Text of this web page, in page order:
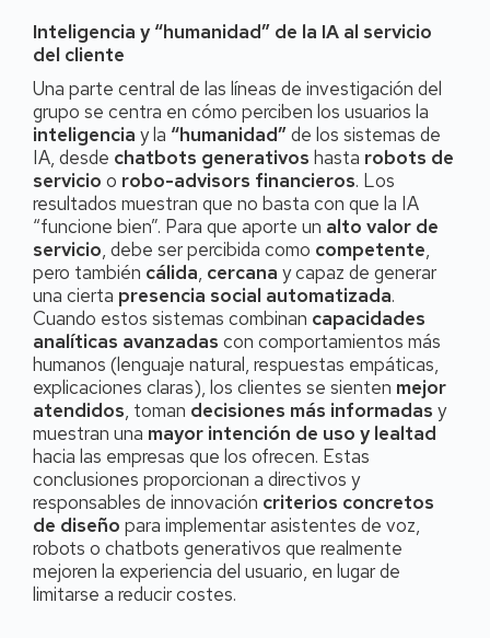
Inteligencia y “humanidad” de la IA al servicio
del cliente
Una parte central de las líneas de investigación del
grupo se centra en cómo perciben los usuarios la
inteligencia y la “humanidad”de los sistemas de
IA, desde chatbots generativos hasta robots de
servicio o robo-advisors financieros. Los
resultados muestran que no basta con que la IA
“funcione bien”. Para que aporte un alto valor de
servicio, debe ser percibida como competente,
pero también cálida, cercana y capaz de generar
una cierta presencia social automatizada.
Cuando estos sistemas combinan capacidades
analíticas avanzadas con comportamientos más
humanos (lenguaje natural, respuestas empáticas,
explicaciones claras), los clientes se sienten mejor
atendidos, toman decisiones más informadas y
muestran una mayor intención de uso y lealtad
hacia las empresas que los ofrecen. Estas
conclusiones proporcionan a directivos y
responsables de innovación criterios concretos
de diseño para implementar asistentes de voz,
robots o chatbots generativos que realmente
mejoren la experiencia del usuario, en lugar de
limitarse a reducir costes.